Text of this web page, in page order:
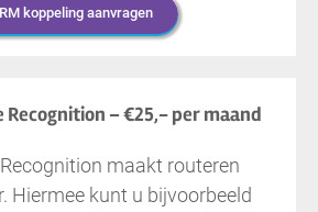
koppeling aanvragen
Recognition – €25,- per maand
maakt routeren
Hiermee kunt u bijvoorbeeld